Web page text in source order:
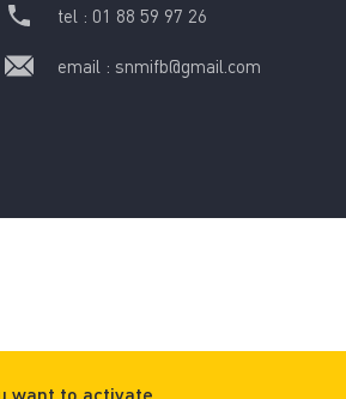
tel : 01 88 59 97 26
email :snmifb@gmail.com
want to activate